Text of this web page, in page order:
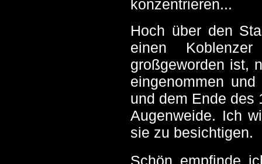
konzentrieren...
Hoch über den
einen
großgeworden ist,
eingenommen
und dem Ende des
Augenweide. Ich
sie zu besichtigen.
Schön empfinde